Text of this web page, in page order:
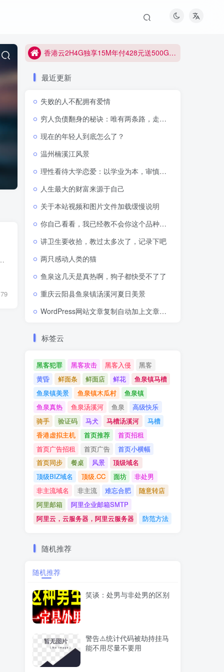
陷入恋爱选择的纠结。恋爱没有绝对的对错，但结合大学生现阶段成长目标...
79
香港云2H4G独享15M年付428元送500G防御
最近更新
失败的人不配拥有爱情
穷人负债翻身的秘诀：唯有两条路，走通即可逆天改命
现在的年轻人到底怎么了？
温州楠溪江风景
理性看待大学恋爱：以学业为本，审慎抉择感情
人生最大的财富来源于自己
关于本站视频和图片文件加载缓慢说明
你自己看看，我已经教不会你这个品种了吗？
讲卫生要收拾，教过太多次了，记录下吧
两只感动人类的猫
鱼泉这几天是真热啊，狗子都快受不了了
重庆云阳县鱼泉镇汤溪河夏日美景
WordPress网站文章复制自动加上文章网址出处链接
标签云
黑客犯罪 黑客攻击 黑客入侵
黑客
黄昏
鲜面条 鲜面店 鲜花
鱼泉镇马槽
鱼泉镇美景
鱼泉镇木瓜村
鱼泉镇
鱼泉真热
鱼泉汤溪河 鱼泉
高级快乐
骑手
验证码 马犬 马槽汤溪河
马槽
香港虚拟主机
首页推荐
首页招租
首页广告招租
首页广告
首页小横幅
首页同步
餐桌 风景
顶级域名
顶级BIZ域名
顶级.CC 面坊
非处男
非主流域名
非主流 难忘合肥
随意转店
阿里邮箱
阿里企业邮箱SMTP
阿里云，云服务器，阿里云服务器
防范方法
随机推荐
随机推荐
笑谈：处男与非处男的区别
警告⚠️统计代码被劫持挂马
能不用尽量不要用